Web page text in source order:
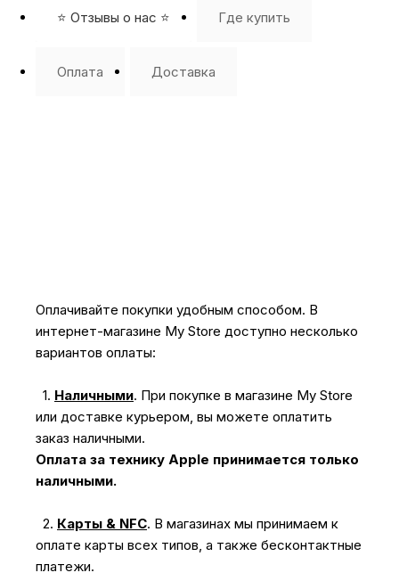
⭐️ Отзывы о нас ⭐️ Где купить
Оплата Доставка
Оплачивайте покупки удобным способом. В
интернет-магазине My Store доступно несколько
вариантов оплаты:
1. Наличными. При покупке в магазине My Store
или доставке курьером, вы можете оплатить
заказ наличными.
Оплата за технику Apple принимается только
наличными.
2. Карты & NFC. В магазинах мы принимаем к
оплате карты всех типов, а также бесконтактные
платежи.